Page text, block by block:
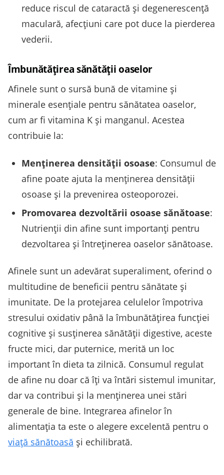
reduce riscul de cataractă și degenerescență
maculară, afecțiuni care pot duce la pierderea
vederii.
Îmbunătățirea sănătății oaselor
Afinele sunt o sursă bună de vitamine și
minerale esențiale pentru sănătatea oaselor,
cum ar fi vitamina K și manganul. Acestea
contribuie la:
Menținerea densității osoase: Consumul de
afine poate ajuta la menținerea densității
osoase și la prevenirea osteoporozei.
Promovarea dezvoltării osoase sănătoase:
Nutrienții din afine sunt importanți pentru
dezvoltarea și întreținerea oaselor sănătoase.
Afinele sunt un adevărat superaliment, oferind o
multitudine de beneficii pentru sănătate și
imunitate. De la protejarea celulelor împotriva
stresului oxidativ până la îmbunătățirea funcției
cognitive și susținerea sănătății digestive, aceste
fructe mici, dar puternice, merită un loc
important în dieta ta zilnică. Consumul regulat
de afine nu doar că îți va întări sistemul imunitar,
dar va contribui și la menținerea unei stări
generale de bine. Integrarea afinelor în
alimentația ta este o alegere excelentă pentru o
viață sănătoasă și echilibrată.